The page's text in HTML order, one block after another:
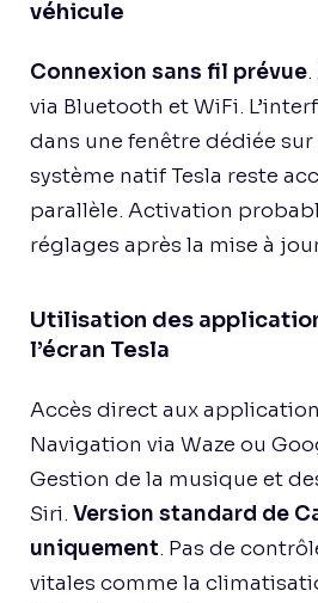
véhicule
Connexion sans fil prévue
via Bluetooth et WiFi.
dans une fenêtre dédiée sur
système natif Tesla reste
parallèle. Activation
réglages après la mise à
Utilisation des
l’écran Tesla
Accès direct aux
Navigation via Waze ou
Gestion de la musique et
Siri. Version standard de
uniquement. Pas de
vitales comme la